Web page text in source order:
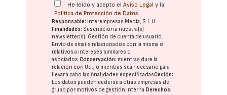
He leído y acepto elAviso Legal y la
Política de Protección de Datos
Responsable: Interempresas Media, S.L.U.
Finalidades: Suscripción a nuestra(s)
newsletter(s). Gestión de cuenta de usuario.
Envío de emails relacionados con la misma o
relativos a intereses similares o
asociados.Conservación: mientras dure la
relación con Ud., o mientras sea necesario para
llevar a cabo las finalidades especificadasCesión:
Los datos pueden cederse a otras empresas del
grupo por motivos de gestión interna.Derechos: